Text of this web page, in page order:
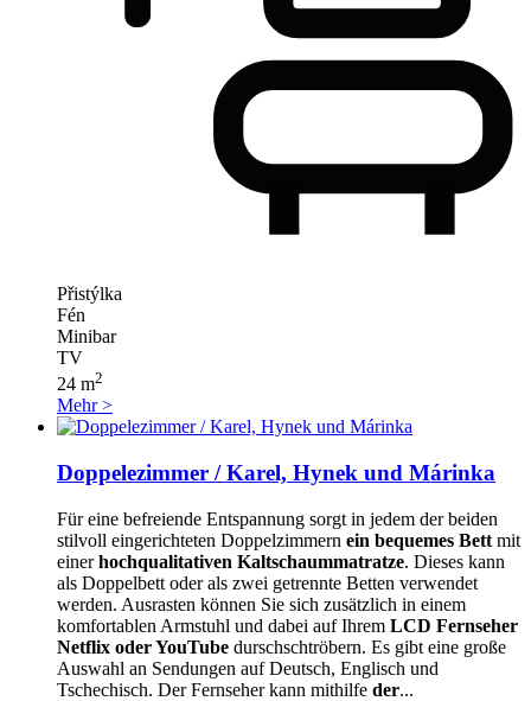
Přistýlka
Fén
Minibar
TV
24 m2
Mehr >
Doppelezimmer / Karel, Hynek und Márinka
Für eine befreiende Entspannung sorgt in jedem der beiden
stilvoll eingerichteten Doppelzimmern ein bequemes Bett mit
einerhochqualitativen Kaltschaummatratze. Dieses kann
als Doppelbett oder als zwei getrennte Betten verwendet
werden. Ausrasten können Sie sich zusätzlich in einem
komfortablen Armstuhl und dabei auf Ihrem LCD Fernseher
Netflix oder YouTube durschschtröbern. Es gibt eine große
Auswahl an Sendungen auf Deutsch, Englisch und
Tschechisch. Der Fernseher kann mithilfe der...